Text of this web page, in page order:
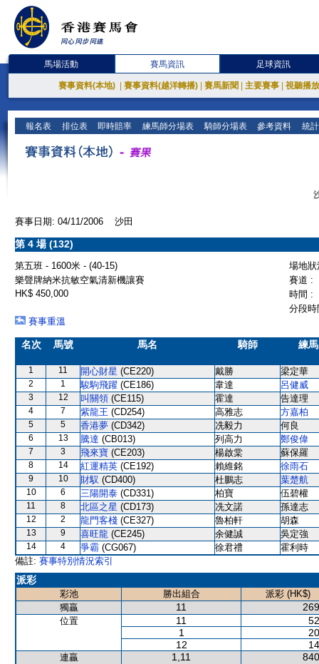
馬場活動 賽馬資訊 足球資訊
賽事資料(本地) 賽事資料(越洋轉播) 賽馬新聞 主要賽事 視聽播
報名表 排位表 即時賠率 練馬師分場表 騎師分場表 參考資料 統
賽事日期: 04/11/2006 沙田
第 4 場 (132)
第五班 - 1600米 - (40-15)
場地
樂聲牌納米抗敏空氣清新機讓賽
賽道 :
HK$ 450,000
時間 :
分段
賽事重溫
名次 馬號 馬名 騎師 練
1 11 開心財星 (CE220) 戴勝 梁定華
2 1 駿駒飛躍 (CE186) 韋達 呂健威
3 12 叫關領 (CE115) 霍達 告達理
4 7 紫龍王 (CD254) 高雅志 方嘉柏
5 5 香港夢 (CD342) 冼毅力 何良
6 13 騰達 (CB013) 列高力 鄭俊偉
7 3 飛來寶 (CE203) 楊啟棠 蘇保羅
8 14 紅運精英 (CE192) 賴維銘 徐雨石
9 10 財馭 (CD400) 杜鵬志 葉楚航
10 6 三陽開泰 (CD331) 柏寶 伍碧權
11 8 北區之星 (CD173) 冼文諾 孫達志
12 2 龍門客棧 (CE327) 魯柏軒 胡森
13 9 喜旺龍 (CE245) 余健誠 吳定強
14 4 爭霸 (CG067) 徐君禮
霍利時
備註: 賽事特別情況索引
派彩
彩池 勝出組合
派彩 (HK$)
獨贏
11
位置 11
1
12
連贏 1,11